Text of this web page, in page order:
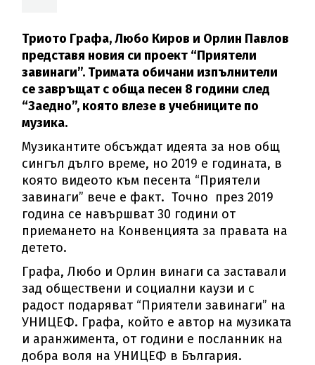
Триото Графа, Любо Киров и Орлин Павлов
представя новия си проект “Приятели
завинаги”. Тримата обичани изпълнители
се завръщат с обща песен 8 години след
“Заедно”, която влезе в учебниците по
музика.
Музикантите обсъждат идеята за нов общ
сингъл дълго време, но 2019 е годината, в
която видеото към песента “Приятели
завинаги” вече e факт. Точно през 2019
година се навършват 30 години от
приемането на Конвенцията за правата на
детето.
Графа, Любо и Орлин винаги са заставали
зад обществени и социални каузи и с
радост подаряват “Приятели завинаги” на
УНИЦЕФ. Графа, който е автор на музиката
и аранжимента, от години е посланник на
добра воля на УНИЦЕФ в България.